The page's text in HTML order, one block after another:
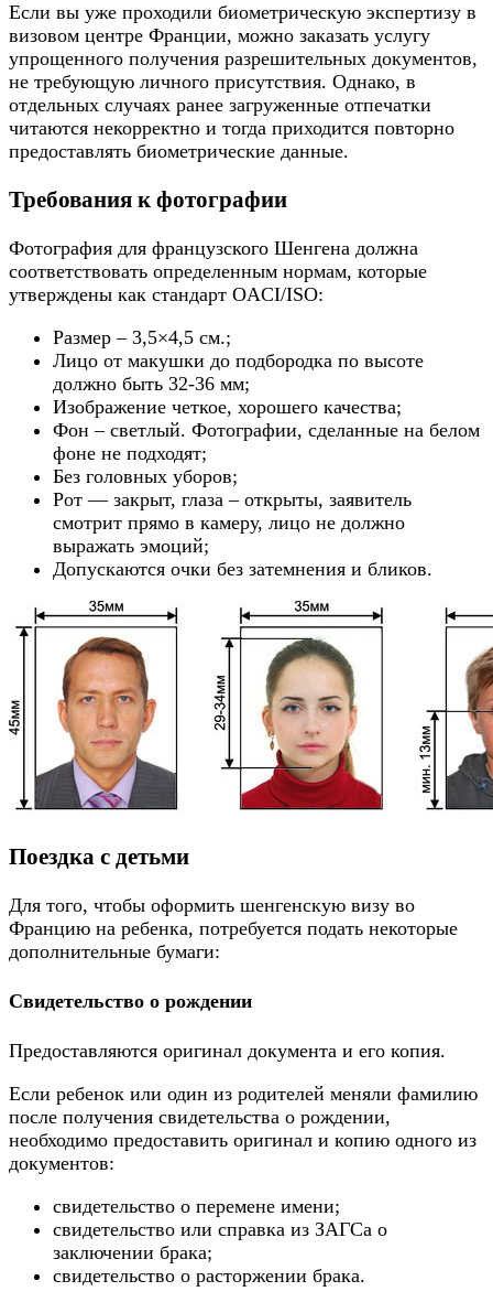
Если вы уже проходили биометрическую экспертизу в
визовом центре Франции, можно заказать услугу
упрощенного получения разрешительных документов,
не требующую личного присутствия. Однако, в
отдельных случаях ранее загруженные отпечатки
читаются некорректно и тогда приходится повторно
предоставлять биометрические данные.
Требования к фотографии
Фотография для французского Шенгена должна
соответствовать определенным нормам, которые
утверждены как стандарт OACI/ISO:
Размер – 3,5×4,5 см.;
Лицо от макушки до подбородка по высоте
должно быть 32-36 мм;
Изображение четкое, хорошего качества;
Фон – светлый. Фотографии, сделанные на белом
фоне не подходят;
Без головных уборов;
Рот — закрыт, глаза – открыты, заявитель
смотрит прямо в камеру, лицо не должно
выражать эмоций;
Допускаются очки без затемнения и бликов.
Поездка с детьми
Для того, чтобы оформить шенгенскую визу во
Францию на ребенка, потребуется подать некоторые
дополнительные бумаги:
Свидетельство о рождении
Предоставляются оригинал документа и его копия.
Если ребенок или один из родителей меняли фамилию
после получения свидетельства о рождении,
необходимо предоставить оригинал и копию одного из
документов:
свидетельство о перемене имени;
свидетельство или справка из ЗАГСа о
заключении брака;
свидетельство о расторжении брака.